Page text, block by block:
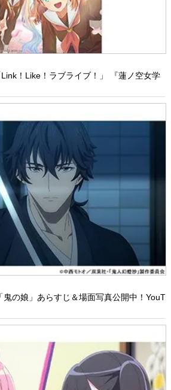
！Like！ラブライブ！」 『蓮ノ空女学
鬼の娘」あらすじ＆場面写真公開中！YouT